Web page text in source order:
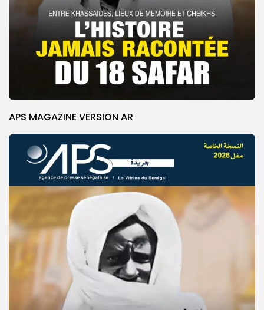
APS MAGAZINE VERSION AR